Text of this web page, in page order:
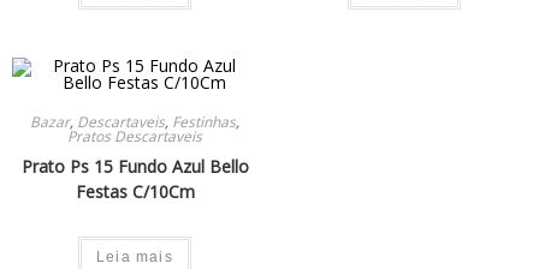
Bazar, Descartaveis, Festinhas,
Pratos Descartaveis
Prato Ps 15 Fundo Azul Bello
Festas C/10Cm
Leia mais